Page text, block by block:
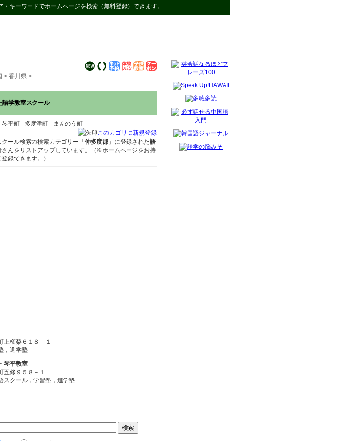
・キーワードでホームページを検索（無料登録）できます。
> 香川県 >
語学教室スクール
平町 - 多度津町 - まんのう町
このカゴリに新規登録
ール検索の検索カテゴリー「 仲多度郡 」に登録された語
さんをリストアップしています。（※ホームページをお持
録できます。）
上櫛梨６１８－１
，進学塾
琴平教室
五條９５８－１
スクール，学習塾，進学塾